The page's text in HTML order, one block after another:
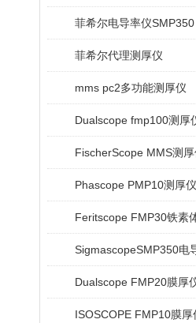
菲希尔电导率仪SMP350
菲希尔代理测厚仪
mms pc2多功能测厚仪
Dualscope fmp100测厚
FischerScope MMS测厚
Phascope PMP10测厚仪
Feritscope FMP30铁素
Dualscope FMP20膜厚
ISOSCOPE FMP10膜厚